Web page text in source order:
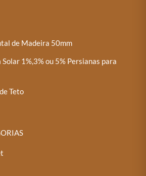
de Madeira 50mm
1%,3% ou 5% Persianas para
Teto